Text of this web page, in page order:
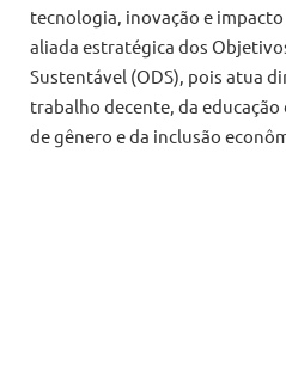
tecnologia, inovação e impacto
aliada estratégica dos
Sustentável (ODS), pois atua
trabalho decente, da
de gênero e da inclusão